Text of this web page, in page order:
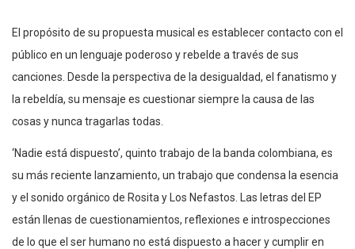
El propósito de su propuesta musical es establecer contacto con el
público en un lenguaje poderoso y rebelde a través de sus
canciones. Desde la perspectiva de la desigualdad, el fanatismo y
la rebeldía, su mensaje es cuestionar siempre la causa de las
cosas y nunca tragarlas todas.
‘Nadie está dispuesto’, quinto trabajo de la banda colombiana, es
su más reciente lanzamiento, un trabajo que condensa la esencia
y el sonido orgánico de Rosita y Los Nefastos. Las letras del EP
están llenas de cuestionamientos, reflexiones e introspecciones
de lo que el ser humano no está dispuesto a hacer y cumplir en